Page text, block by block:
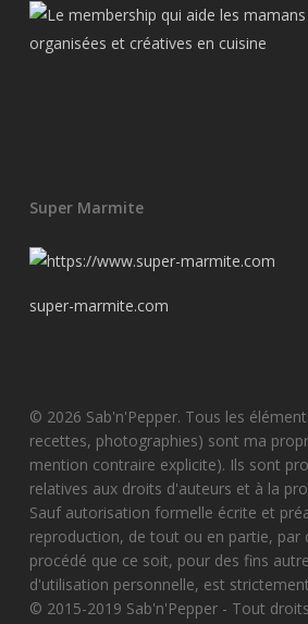
Super Marmite
super-marmite.com
© 2026 Sab'n'Pepper. Tous les
recettes, photographies) sont ma
mention contraire explicite). Ils sont
relatives aux droits d'auteurs et à la
Sauf autorisation formelle écrite et
reproduction, de tout ou en partie, par
procédé que ce soit, pour des fins
d'utilisation personnelle, est
© 2015-2019 Sab'n'Pepper - Tout